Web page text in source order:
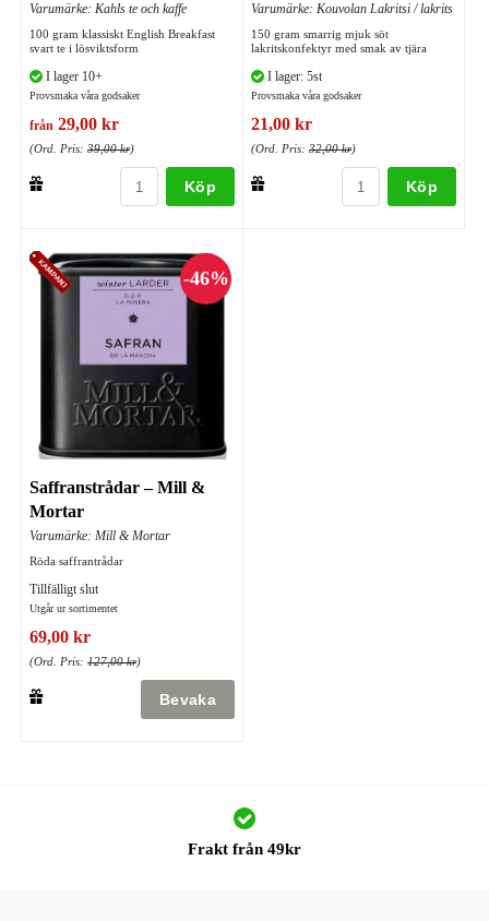
Varumärke: Kahls te och kaffe
100 gram klassiskt English Breakfast
svart te i lösviktsform
I lager 10+
Provsmaka våra godsaker
från 29,00 kr
(Ord. Pris: 39,00 kr)
Köp
Varumärke: Kouvolan Lakritsi / lakrits
150 gram smarrig mjuk söt
lakritskonfektyr med smak av tjära
I lager: 5st
Provsmaka våra godsaker
21,00 kr
(Ord. Pris: 32,00 kr)
Köp
Saffranstrådar – Mill &
Mortar
Varumärke: Mill & Mortar
Röda saffrantrådar
Tillfälligt slut
Utgår ur sortimentet
69,00 kr
(Ord. Pris: 127,00 kr)
Frakt från 49kr